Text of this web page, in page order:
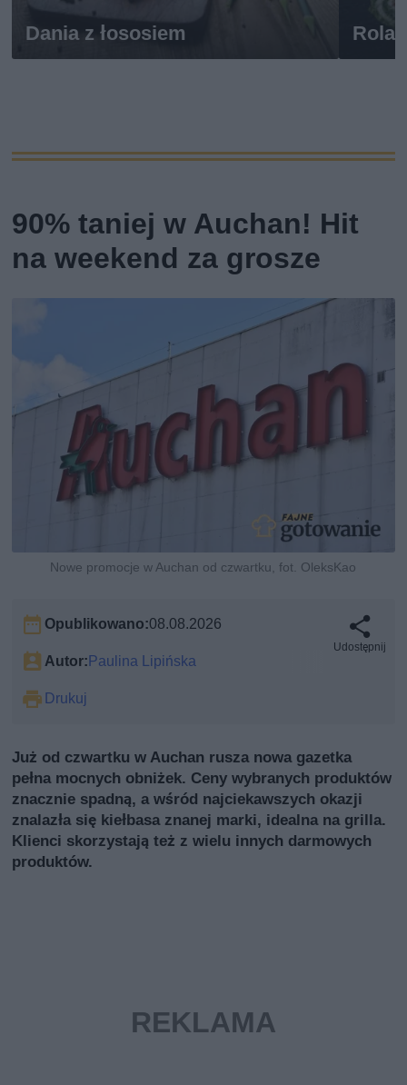
Dania z łososiem
90% taniej w Auchan! Hit
na weekend za grosze
Nowe promocje w Auchan od czwartku, fot. OleksKao
Opublikowano:08.08.2026
Autor: Paulina Lipińska
Drukuj
Udostępnij
Już od czwartku w Auchan rusza nowa gazetka
pełna mocnych obniżek. Ceny wybranych produktów
znacznie spadną, a wśród najciekawszych okazji
znalazła się kiełbasa znanej marki, idealna na grilla.
Klienci skorzystają też z wielu innych darmowych
produktów.